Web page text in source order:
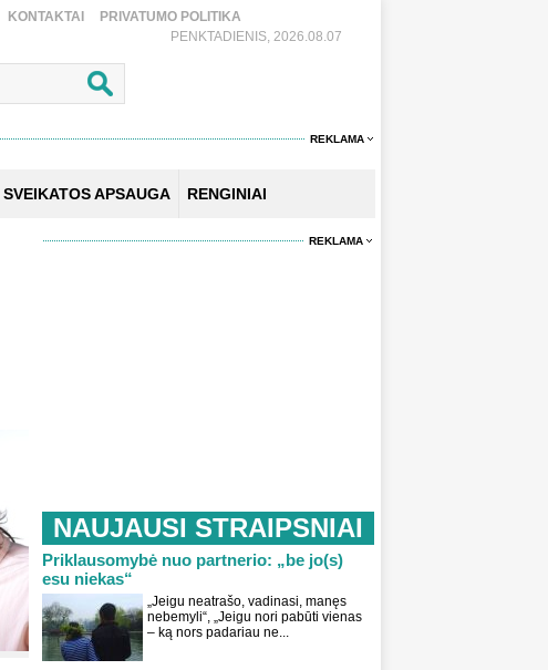
KONTAKTAI
PRIVATUMO POLITIKA
PENKTADIENIS, 2026.08.07
REKLAMA
SVEIKATOS APSAUGA RENGINIAI
REKLAMA
NAUJAUSI STRAIPSNIAI
Priklausomybė nuo partnerio: „be jo(s)
esu niekas“
„Jeigu neatrašo, vadinasi, manęs
nebemyli“, „Jeigu nori pabūti vienas
– ką nors padariau ne...